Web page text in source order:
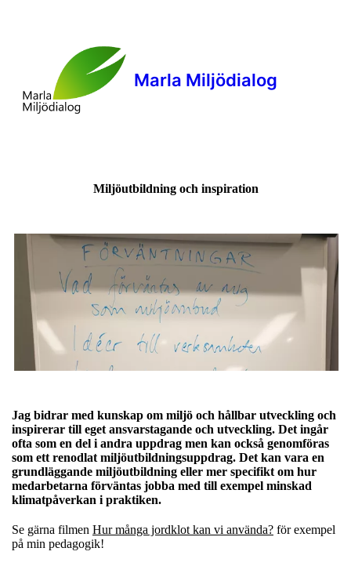
Marla Miljödialog
Miljöutbildning och inspiration
Jag bidrar med kunskap om miljö och hållbar utveckling och
inspirerar till eget ansvarstagande och utveckling. Det ingår
ofta som en del i andra uppdrag men kan också genomföras
som ett renodlat miljöutbildningsuppdrag. Det kan vara en
grundläggande miljöutbildning eller mer specifikt om hur
medarbetarna förväntas jobba med till exempel minskad
klimatpåverkan i praktiken.
Se gärna filmen Hur många jordklot kan vi använda? för exempel
på min pedagogik!